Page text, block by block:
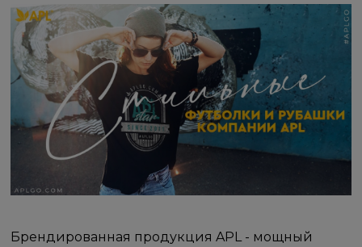
Брендированная продукция APL - мощный